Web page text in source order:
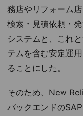
務店やリフォーム
検索・見積依頼・
システムと、これ
テムを含む安定運
ることにした。
そのため、New
バックエンドの